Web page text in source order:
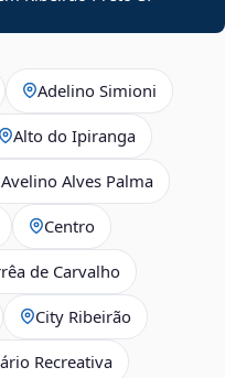
Adelino Simioni
Alto do Ipiranga
Avelino Alves Palma
Centro
de Carvalho
City Ribeirão
Recreativa